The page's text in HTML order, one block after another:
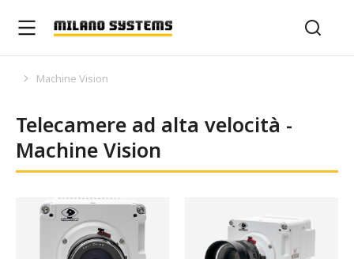
Tu sei qui:
Machine Vision
Telecamere ad alta velocità -
Machine Vision